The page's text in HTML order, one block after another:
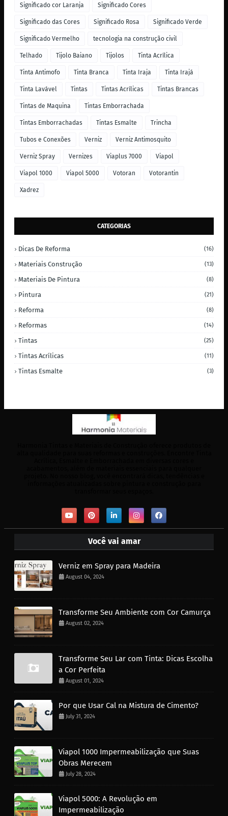
Significado cor Laranja Significado Cores
Significado das Cores Significado Rosa Significado Verde
Significado Vermelho tecnologia na construção civil
Telhado Tijolo Baiano Tijolos Tinta Acrílica
Tinta Antimofo Tinta Branca Tinta Iraja Tinta Irajá
Tinta Lavável Tintas Tintas Acrílicas Tintas Brancas
Tintas de Maquina Tintas Emborrachada
Tintas Emborrachadas Tintas Esmalte Trincha
Tubos e Conexões Verniz Verniz Antimosquito
Verniz Spray Vernizes Viaplus 7000 Viapol
Viapol 1000 Viapol 5000 Votoran Votorantin
Xadrez
CATEGORIAS
Dicas De Reforma (16)
Materiais Construção (13)
Materiais De Pintura (8)
Pintura (21)
Reforma (8)
Reformas (14)
Tintas (25)
Tintas Acrílicas (11)
Tintas Esmalte (3)
Você vai amar
Verniz em Spray para Madeira
August 04, 2024
Transforme Seu Ambiente com Cor Camurça
August 02, 2024
Transforme Seu Lar com Tinta: Dicas Escolha
a Cor Perfeita
August 01, 2024
Por que Usar Cal na Mistura de Cimento?
July 31, 2024
Viapol 1000 Impermeabilização que Suas
Obras Merecem
July 28, 2024
Viapol 5000: A Revolução em
Impermeabilização